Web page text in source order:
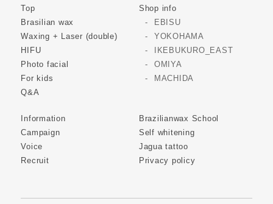
Top
Brasilian wax
Waxing + Laser (double)
HIFU
Photo facial
For kids
Q&A
Shop info
EBISU
YOKOHAMA
IKEBUKURO_EAST
OMIYA
MACHIDA
Information
Campaign
Voice
Recruit
Brazilianwax School
Self whitening
Jagua tattoo
Privacy policy